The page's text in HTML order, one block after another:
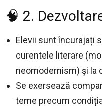
🧠 2.
Elevii sunt încurajați
curentele literare
neomodernism) și la
Se exersează
teme precum